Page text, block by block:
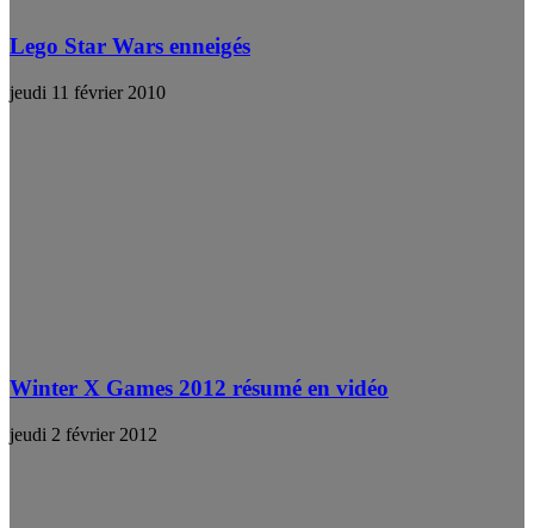
Lego Star Wars enneigés
jeudi 11 février 2010
Winter X Games 2012 résumé en vidéo
jeudi 2 février 2012